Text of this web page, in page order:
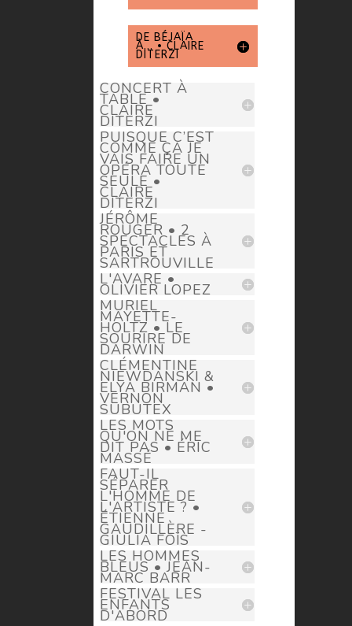
DE BÉJAÏA
À... • CLAIRE
DITERZI
CONCERT À
TABLE •
CLAIRE
DITERZI
PUISQUE C’EST
COMME ÇA JE
VAIS FAIRE UN
OPÉRA TOUTE
SEULE •
CLAIRE
DITERZI
JÉRÔME
ROUGER • 2
SPECTACLES À
PARIS ET
SARTROUVILLE
L'AVARE •
OLIVIER LOPEZ
MURIEL
MAYETTE-
HOLTZ • LE
SOURIRE DE
DARWIN
CLÉMENTINE
NIEWDANSKI &
ELYA BIRMAN •
VERNON
SUBUTEX
LES MOTS
QU'ON NE ME
DIT PAS • ÉRIC
MASSÉ
FAUT-IL
SÉPARER
L'HOMME DE
L'ARTISTE ? •
ÉTIENNE
GAUDILLÈRE -
GIULIA FOÏS
LES HOMMES
BLEUS • JEAN-
MARC BARR
FESTIVAL LES
ENFANTS
D'ABORD